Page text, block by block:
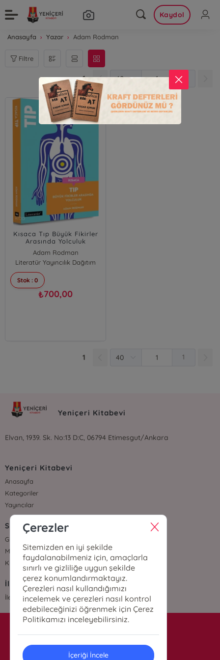
Kaydol
Anasayfa Yazar Adam Rodman
Filtre
1
Kısaca Tıp Büyük Fikirler
Arasında Yolculuk
Adam Rodman
Literatür Yayıncılık Dağıtım
Stok : 0
₺700,00
1 1
Yeniçeri Kitabevi
Elvan, 1939. Sk. No:13 D:C, 06794 Etimesgut/Ankara
Yeniçeri Kitabevi
Anasayfa
Kategoriler
Yayıncılar
Sözleşmeler
Gizlilik Sözleşmesi
Mesafeli Satış Sözleşmesi
Kullanıcı Sözleşmesi
İletişim
İletişim
info@yenicerikitabevi.com
Çerezler
Sitemizden en iyi şekilde
faydalanabilmeniz için, amaçlarla
sınırlı ve gizliliğe uygun şekilde
çerez konumlandırmaktayız.
Çerezleri nasıl kullandığımızı
incelemek ve çerezleri nasıl kontrol
edebileceğinizi öğrenmek için Çerez
Politikamızı inceleyebilirsiniz.
İçeriği İncele